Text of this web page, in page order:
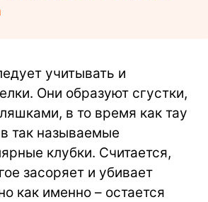
учитывать и
Они образуют сгустки,
в то время как тау
так называемые
клубки. Считается,
засоряет и убивает
как именно – остается